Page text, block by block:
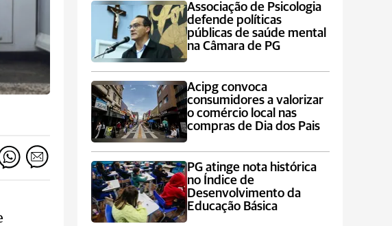
Associação de Psicologia
defende políticas
públicas de saúde mental
na Câmara de PG
Acipg convoca
consumidores a valorizar
o comércio local nas
compras de Dia dos Pais
PG atinge nota histórica
no Índice de
Desenvolvimento da
Educação Básica